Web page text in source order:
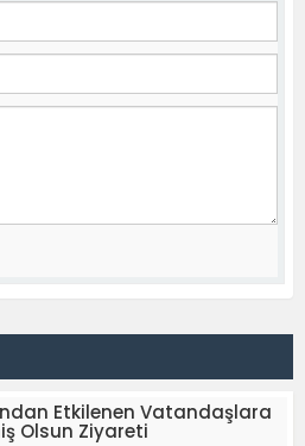
Etkilenen Vatandaşlara
Olsun Ziyareti